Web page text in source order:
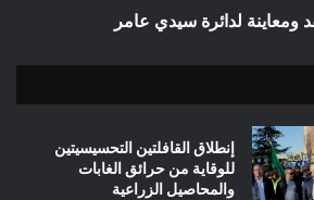
ومعاينة لدائرة سيدي عامر
إنطلاق القافلتين التحسيسيتين
للوقاية من حرائق الغابات
والمحاصيل الزراعية